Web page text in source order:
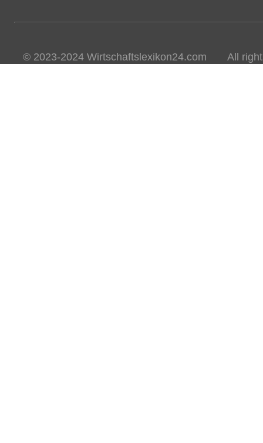
© 2023-2024 Wirtschaftslexikon24.com All